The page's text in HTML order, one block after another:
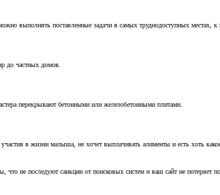
выполнять поставленные задачи в самых труднодоступных местах,
до частных домов.
перекрывают бетонными или железобетонными плитами.
в жизни малыша, не хочет выплачивать алименты и есть хоть
не последуют санкции от поисковых систем и ваш сайт не потеряет